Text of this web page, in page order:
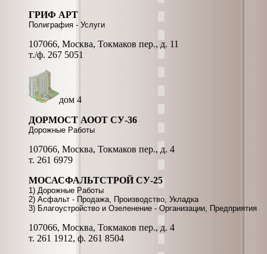
ГРИФ АРТ
Полиграфия - Услуги
107066, Москва, Токмаков пер., д. 11
т./ф. 267 5051
дом 4
ДОРМОСТ АООТ СУ-36
Дорожные Работы
107066, Москва, Токмаков пер., д. 4
т. 261 6979
МОСАСФАЛЬТСТРОЙ СУ-25
1) Дорожные Работы
2) Асфальт - Продажа, Производство, Укладка
3) Благоустройство и Озеленение - Организации, Предприятия
107066, Москва, Токмаков пер., д. 4
т. 261 1912, ф. 261 8504